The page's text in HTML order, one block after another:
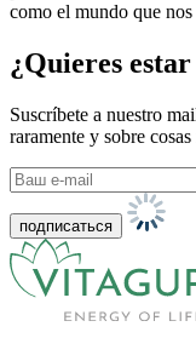
como el mundo que nos
¿Quieres
Suscríbete a nuestro
raramente y sobre